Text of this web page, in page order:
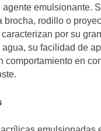
emulsionante.
brocha, rodillo o
por su gran
su facilidad de
comportamiento en